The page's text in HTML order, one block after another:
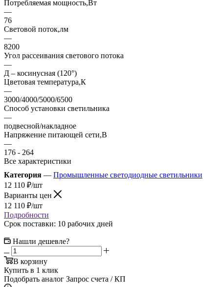
Потребляемая мощность,Вт
—
76
Световой поток,лм
—
8200
Угол рассеивания светового потока
—
Д – косинусная (120°)
Цветовая температура,К
—
3000/4000/5000/6500
Способ установки светильника
—
подвесной/накладное
Напряжение питающей сети,В
—
176 - 264
Все характеристики
Категория — Промышленные светодиодные светильники
12 110 ₽/шт
Варианты цен
12 110 ₽/шт
Подробности
Срок поставки: 10 рабочих дней
Нашли дешевле?
В корзину
Купить в 1 клик
Подобрать аналог Запрос счета / КП